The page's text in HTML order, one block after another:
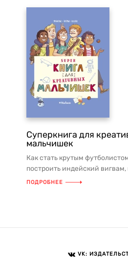
Суперкнига для
мальчишек
Как стать крутым
построить индейский вигвам,
вкуснейшую пиццу, найти
ПОДРОБНЕЕ
VK: